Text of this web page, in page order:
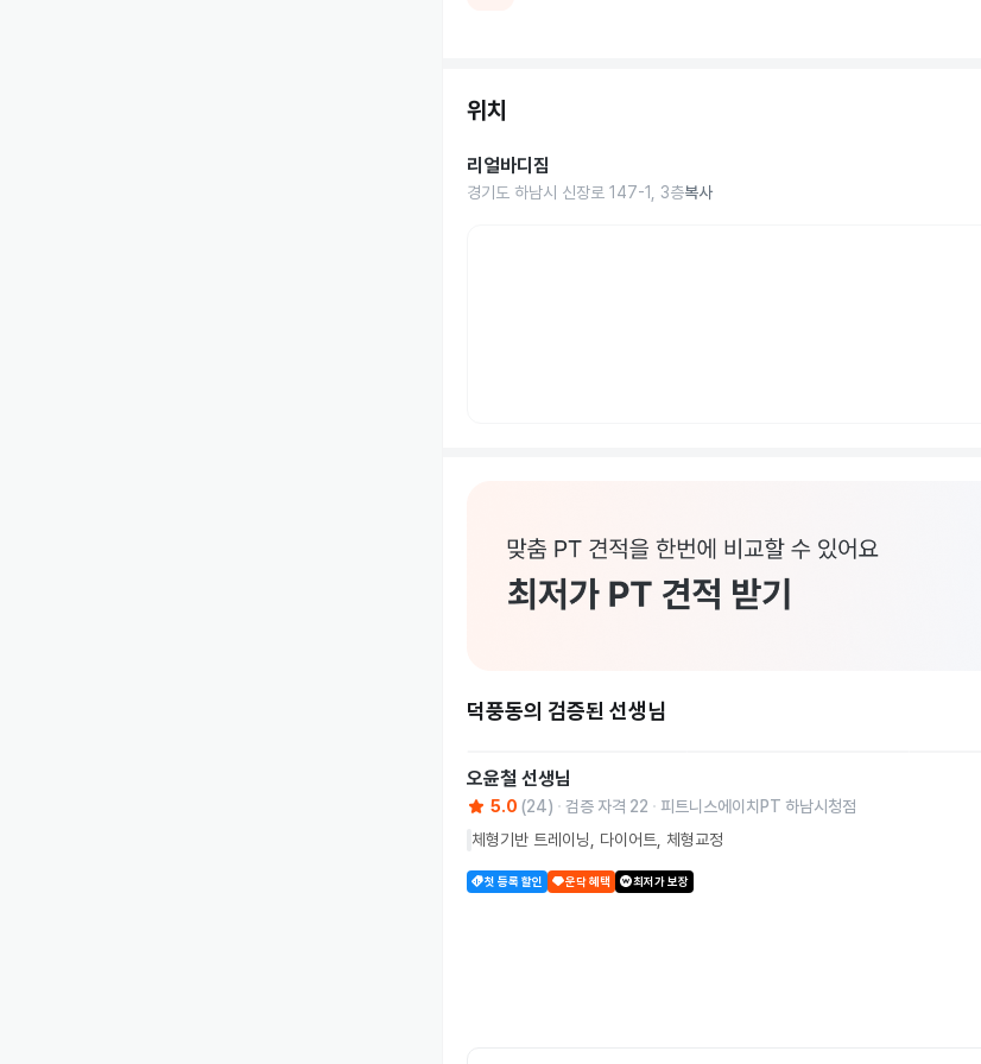
위치
리얼바디짐
경기도 하남시 신장로 147-1, 3층복사
덕풍동의 검증된 선생님
오윤철 선생님
5.0 (24) 검증 자격 22
피트니스에이치PT 하남시청점
체형기반 트레이닝, 다이어트, 체형교정
첫 등록 할인 운닥 혜택 최저가 보장